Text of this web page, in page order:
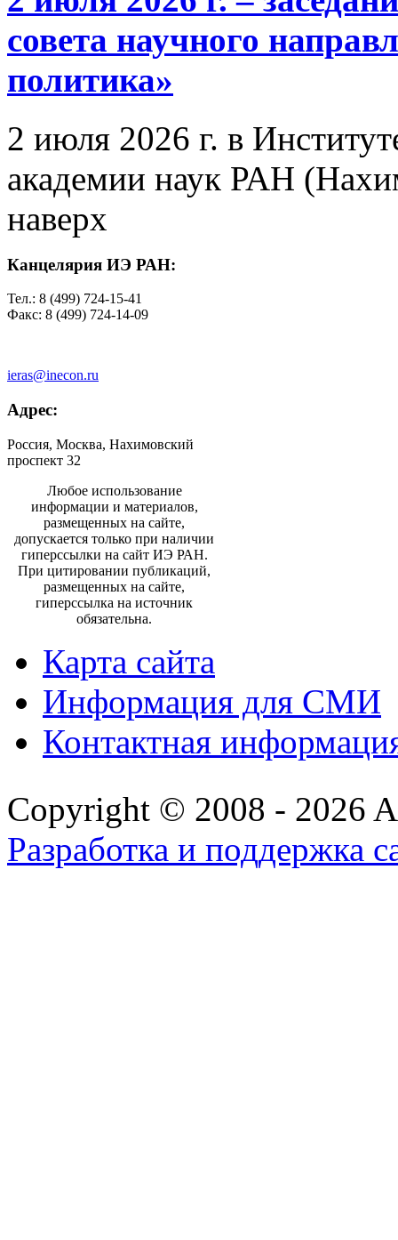
совета научного
политика»
2 июля 2026 г. в
академии наук РАН
наверх
Канцелярия ИЭ РАН:
Тел.: 8 (499) 724-15-41
Факс: 8 (499) 724-14-09
ieras@inecon.ru
Адрес:
Россия, Москва, Нахимовский
проспект 32
Любое использование
информации и материалов,
размещенных на сайте,
допускается только при наличии
гиперссылки на сайт ИЭ РАН.
При цитировании публикаций,
размещенных на сайте,
гиперссылка на источник
обязательна.
Карта сайта
Информация для СМИ
Контактная
Copyright © 2008 - 2026
Разработка и поддержка